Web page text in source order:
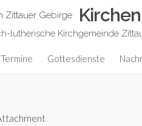
lutherische Kirchgemeinde
Termine Gottesdienste